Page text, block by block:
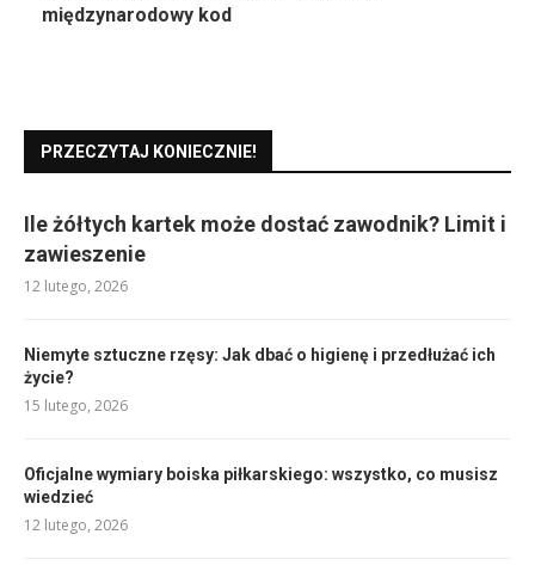
międzynarodowy kod
PRZECZYTAJ KONIECZNIE!
Ile żółtych kartek może dostać zawodnik? Limit i
zawieszenie
12 lutego, 2026
Niemyte sztuczne rzęsy: Jak dbać o higienę i przedłużać ich
życie?
15 lutego, 2026
Oficjalne wymiary boiska piłkarskiego: wszystko, co musisz
wiedzieć
12 lutego, 2026